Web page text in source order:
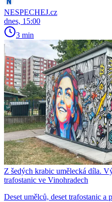
NESPECHEJ.cz
dnes, 15:00
3 min
Z šedých krabic umělecká díla.
trafostanic ve Vinohradech
Deset umělců, deset trafostanic a